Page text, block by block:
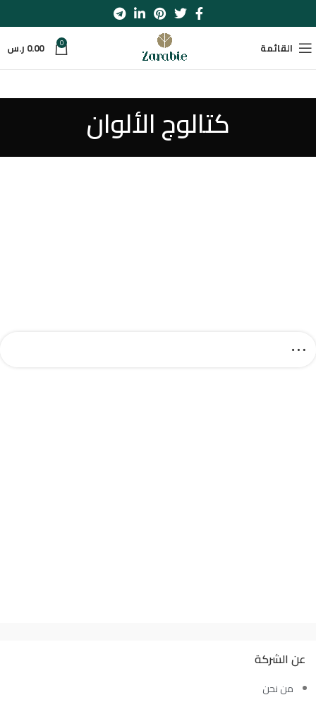
القائمة 0
0.00 ر.س
كتالوج الألوان
عن الشركة
من نحن